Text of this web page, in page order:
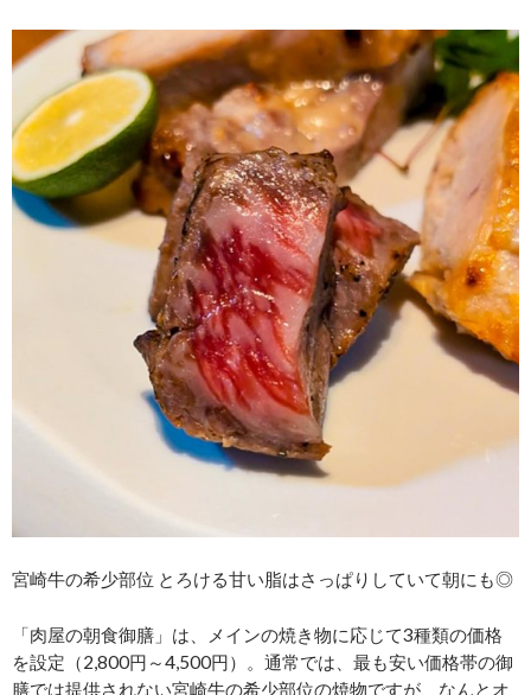
宮崎牛の希少部位 とろける甘い脂はさっぱりしていて朝にも◎
「肉屋の朝食御膳」は、メインの焼き物に応じて3種類の価格
を設定（2,800円～4,500円）。通常では、最も安い価格帯の御
膳では提供されない宮崎牛の希少部位の焼物ですが、なんとオ